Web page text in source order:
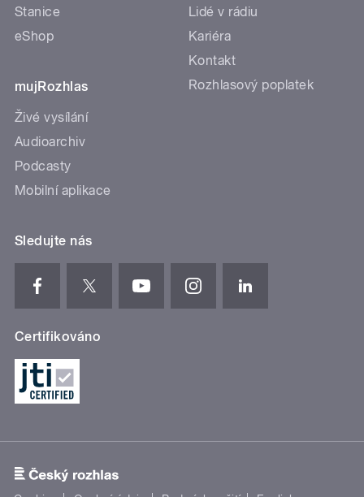
Stanice
eShop
mujRozhlas
Živé vysílání
Audioarchiv
Podcasty
Mobilní aplikace
Lidé v rádiu
Kariéra
Kontakt
Rozhlasový poplatek
Sledujte nás
Certifikováno